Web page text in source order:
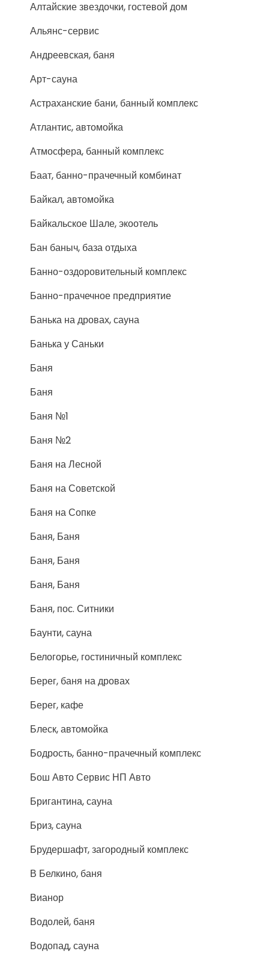
Алтайские звездочки, гостевой дом
Альянс-сервис
Андреевская, баня
Арт-сауна
Астраханские бани, банный комплекс
Атлантис, автомойка
Атмосфера, банный комплекс
Баат, банно-прачечный комбинат
Байкал, автомойка
Байкальское Шале, экоотель
Бан баныч, база отдыха
Банно-оздоровительный комплекс
Банно-прачечное предприятие
Банька на дровах, сауна
Банька у Саньки
Баня
Баня
Баня №1
Баня №2
Баня на Лесной
Баня на Советской
Баня на Сопке
Баня, Баня
Баня, Баня
Баня, Баня
Баня, пос. Ситники
Баунти, сауна
Белогорье, гостиничный комплекс
Берег, баня на дровах
Берег, кафе
Блеск, автомойка
Бодрость, банно-прачечный комплекс
Бош Авто Сервис НП Авто
Бригантина, сауна
Бриз, сауна
Брудершафт, загородный комплекс
В Белкино, баня
Вианор
Водолей, баня
Водопад, сауна